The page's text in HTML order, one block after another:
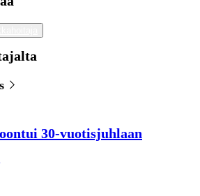
30-vuotisjuhlaan